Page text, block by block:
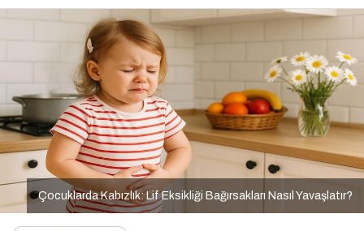
Çocuklarda Kabızlık: Lif Eksikliği Bağırsakları Nasıl Yavaşlatır?